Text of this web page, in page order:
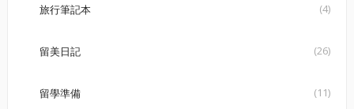
旅行筆記本 (4)
留美日記 (26)
留學準備 (11)